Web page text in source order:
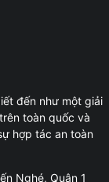
đến như một giải
toàn quốc và
hợp tác an toàn
Nghé, Quận 1